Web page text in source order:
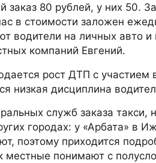
80 рублей, у них 50.
в стоимости заложен
водители на личных авто
компаний Евгений.
рост ДТП с участием
низкая дисциплина
служб заказа такси,
городах: у «Арбата» в
поэтому приходится
местные понимают с